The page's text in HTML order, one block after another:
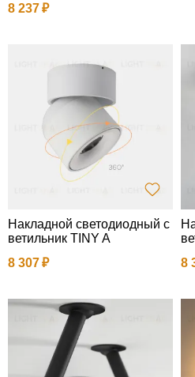
8 237
Накладной светодиодный с
ветильник TINY A
8 307
8